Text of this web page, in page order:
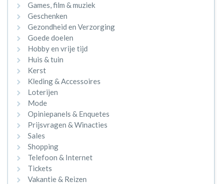
Games, film & muziek
Geschenken
Gezondheid en Verzorging
Goede doelen
Hobby en vrije tijd
Huis & tuin
Kerst
Kleding & Accessoires
Loterijen
Mode
Opiniepanels & Enquetes
Prijsvragen & Winacties
Sales
Shopping
Telefoon & Internet
Tickets
Vakantie & Reizen